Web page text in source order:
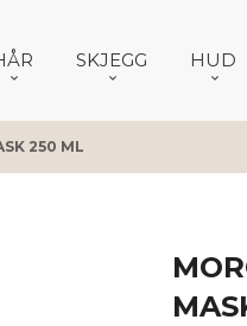
SKJEGG HUD
250 ML